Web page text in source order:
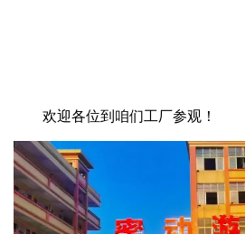
欢迎各位到咱们工厂参观！